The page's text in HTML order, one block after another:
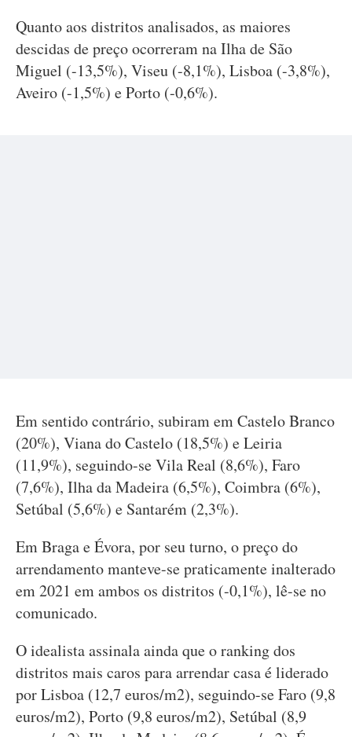
Quanto aos distritos analisados, as maiores
descidas de preço ocorreram na Ilha de São
Miguel (-13,5%), Viseu (-8,1%), Lisboa (-3,8%),
Aveiro (-1,5%) e Porto (-0,6%).
Em sentido contrário, subiram em Castelo Branco
(20%), Viana do Castelo (18,5%) e Leiria
(11,9%), seguindo-se Vila Real (8,6%), Faro
(7,6%), Ilha da Madeira (6,5%), Coimbra (6%),
Setúbal (5,6%) e Santarém (2,3%).
Em Braga e Évora, por seu turno, o preço do
arrendamento manteve-se praticamente inalterado
em 2021 em ambos os distritos (-0,1%), lê-se no
comunicado.
O idealista assinala ainda que o ranking dos
distritos mais caros para arrendar casa é liderado
por Lisboa (12,7 euros/m2), seguindo-se Faro (9,8
euros/m2), Porto (9,8 euros/m2), Setúbal (8,9